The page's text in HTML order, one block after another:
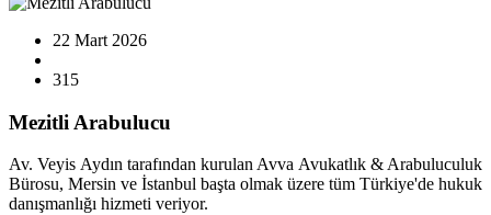
22 Mart 2026
315
Mezitli Arabulucu
Av. Veyis Aydın tarafından kurulan Avva Avukatlık & Arabuluculuk
Bürosu, Mersin ve İstanbul başta olmak üzere tüm Türkiye'de hukuk
danışmanlığı hizmeti veriyor.